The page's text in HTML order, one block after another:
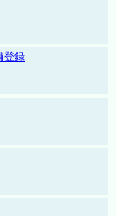
登録